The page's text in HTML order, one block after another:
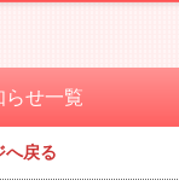
らせ一覧
へ戻る